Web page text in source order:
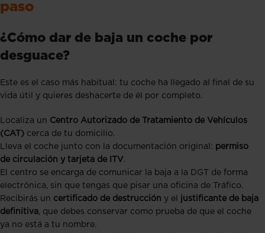
paso
¿Cómo dar de baja un coche por
desguace?
Este es el caso más habitual: tu coche ha llegado al final de su
vida útil y quieres deshacerte de él por completo.
Localiza un Centro Autorizado de Tratamiento de Vehículos
(CAT) cerca de tu domicilio.
Lleva el coche junto con la documentación original: permiso
de circulación y tarjeta de ITV.
El centro se encarga de comunicar la baja a la DGT de forma
electrónica, sin que tengas que pisar una oficina de Tráfico.
Recibirás un certificado de destrucción y el
justificante de baja
definitiva, que debes conservar como prueba de que el coche
ya no está a tu nombre.